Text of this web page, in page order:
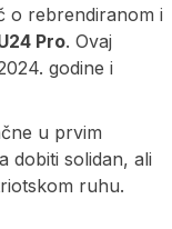
o rebrendiranom i
Pro. Ovaj
godine i
u prvim
dobiti solidan, ali
ruhu.